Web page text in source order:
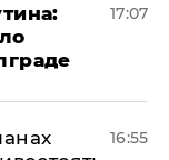
17:07
16:55